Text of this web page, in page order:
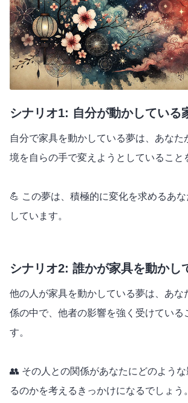
シナリオ1: 自分が動かしている
自分で家具を動かしている夢は、あなた
境を自らの手で変えようとしていること
💪 この夢は、積極的に変化を求めるあ
しています。
シナリオ2: 誰かが家具を動かし
他の人が家具を動かしている夢は、あな
係の中で、他者の影響を強く受けている
す。
👥 その人との関係があなたにどのよう
るのかを考えるきっかけになるでしょう。